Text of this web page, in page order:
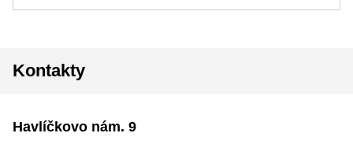
Kontakty
Havlíčkovo nám. 9